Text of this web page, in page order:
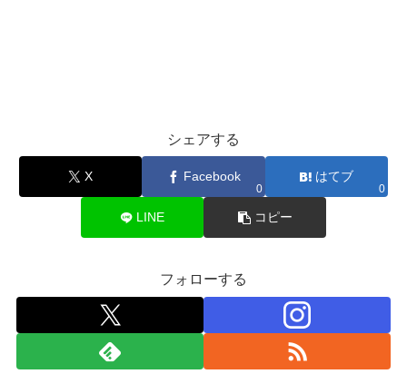
シェアする
X Facebook
0
はてブ
0
LINE コピー
フォローする